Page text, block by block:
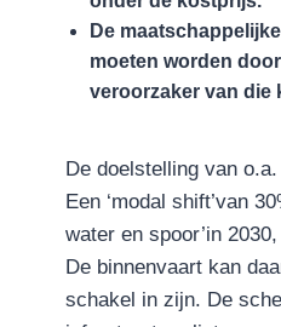
De
moeten worden
veroorzaker van die
De doelstelling van
Een ‘modal shift’van
water en spoor’in
De binnenvaart kan
schakel in zijn. De